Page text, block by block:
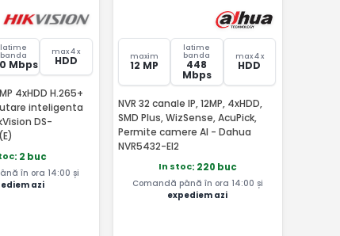
latime
banda
Mbps
max 4 x
HDD
4xHDD H.265+
inteligenta
DS-
: 2 buc
în ora 14:00 și
azi
maxim
12 MP
latime
banda
448
Mbps
max 4 x
HDD
NVR 32 canale IP, 12MP, 4xHDD,
SMD Plus, WizSense, AcuPick,
Permite camere AI - Dahua
NVR5432-EI2
In stoc: 220 buc
Comandă până în ora 14:00 și
expediem azi